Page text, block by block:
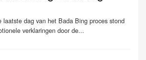
laatste dag van het Bada Bing proces stond
verklaringen door de...